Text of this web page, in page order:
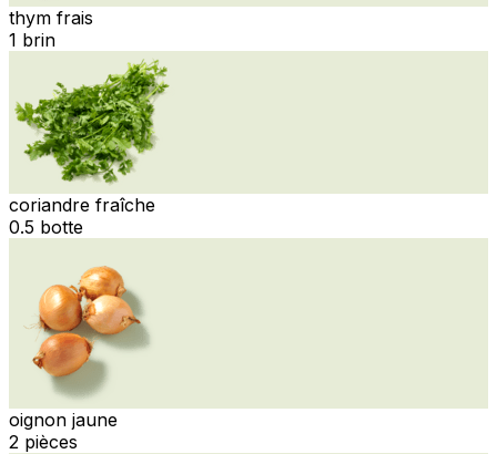
thym frais
1 brin
coriandre fraîche
0.5 botte
oignon jaune
2 pièces